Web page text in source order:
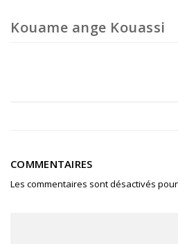
Kouame ange Kouassi
COMMENTAIRES
Les commentaires sont désactivés